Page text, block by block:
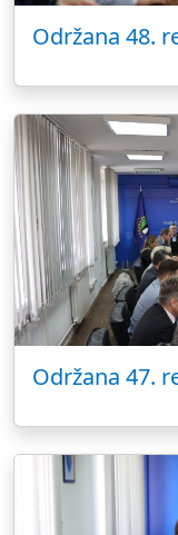
Održana 48.
Održana 47.